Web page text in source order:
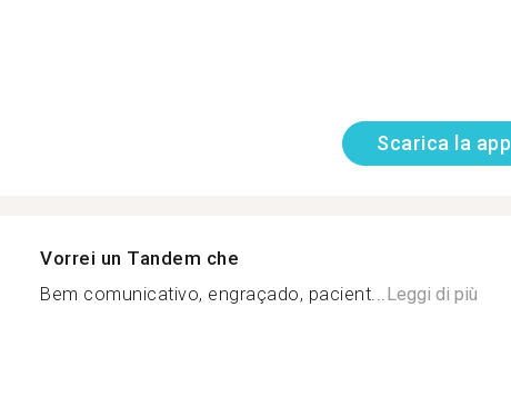
Scarica la app
Vorrei un Tandem che
Bem comunicativo, engraçado, pacient...Leggi di più